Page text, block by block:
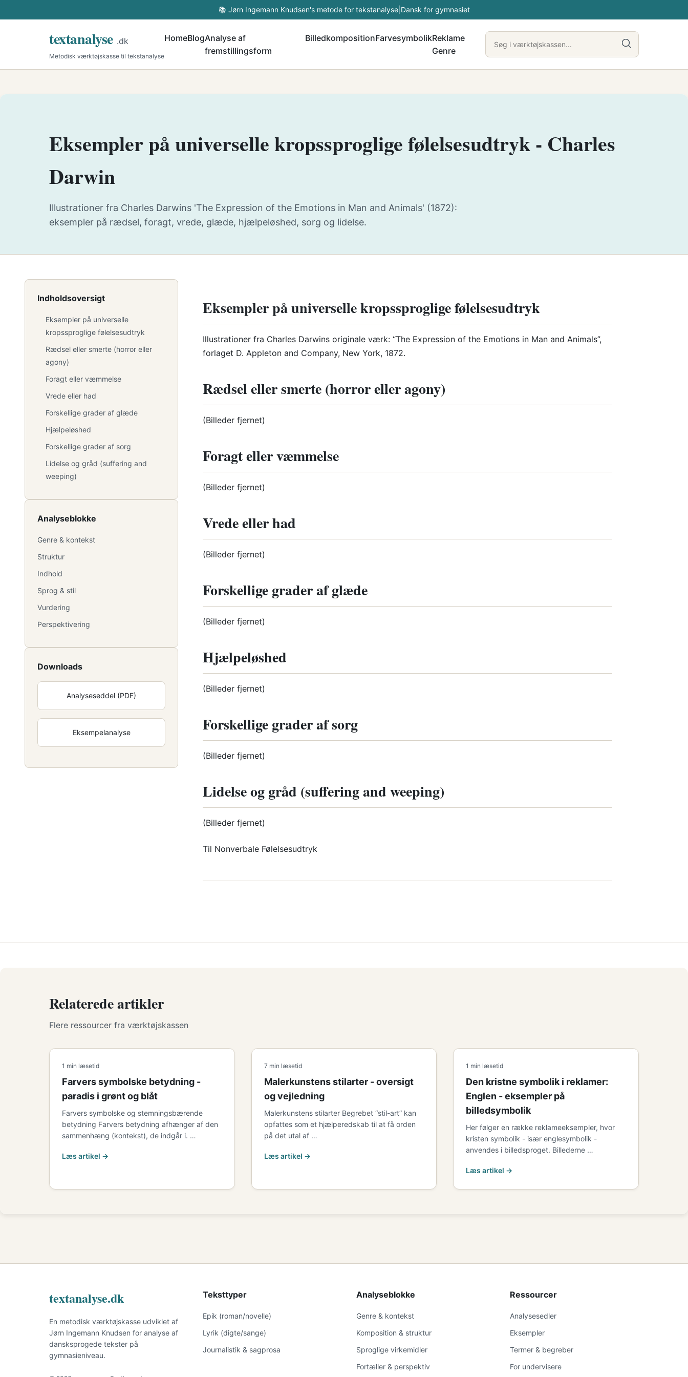
📚 Jørn Ingemann Knudsen's metode for tekstanalyse| Dansk for gymnasiet
textanalyse .dk
Metodisk værktøjskasse til tekstanalyse
HomeBlogAnalyse af
fremstillingsform
BilledkompositionFarvesymbolikReklame
Genre
Eksempler på universelle kropssproglige følelsesudtryk - Charles
Darwin
Illustrationer fra Charles Darwins 'The Expression of the Emotions in Man and Animals' (1872):
eksempler på rædsel, foragt, vrede, glæde, hjælpeløshed, sorg og lidelse.
Indholdsoversigt
Eksempler på universelle
kropssproglige følelsesudtryk
Rædsel eller smerte (horror eller
agony)
Foragt eller væmmelse
Vrede eller had
Forskellige grader af glæde
Hjælpeløshed
Forskellige grader af sorg
Lidelse og gråd (suffering and
weeping)
Analyseblokke
Genre & kontekst
Struktur
Indhold
Sprog & stil
Vurdering
Perspektivering
Downloads
Analyseseddel (PDF)
Eksempelanalyse
Eksempler på universelle kropssproglige følelsesudtryk
Illustrationer fra Charles Darwins originale værk: “The Expression of the Emotions in Man and Animals”,
forlaget D. Appleton and Company, New York, 1872.
Rædsel eller smerte (horror eller agony)
(Billeder fjernet)
Foragt eller væmmelse
(Billeder fjernet)
Vrede eller had
(Billeder fjernet)
Forskellige grader af glæde
(Billeder fjernet)
Hjælpeløshed
(Billeder fjernet)
Forskellige grader af sorg
(Billeder fjernet)
Lidelse og gråd (suffering and weeping)
(Billeder fjernet)
Til Nonverbale Følelsesudtryk
Relaterede artikler
Flere ressourcer fra værktøjskassen
1 min læsetid
Farvers symbolske betydning -
paradis i grønt og blåt
Farvers symbolske og stemningsbærende
betydning Farvers betydning afhænger af den
sammenhæng (kontekst), de indgår i. …
Læs artikel →
7 min læsetid
Malerkunstens stilarter - oversigt
og vejledning
Malerkunstens stilarter Begrebet “stil-art” kan
opfattes som et hjælperedskab til at få orden
på det utal af …
Læs artikel →
1 min læsetid
Den kristne symbolik i reklamer:
Englen - eksempler på
billedsymbolik
Her følger en række reklameeksempler, hvor
kristen symbolik - især englesymbolik -
anvendes i billedsproget. Billederne …
Læs artikel →
textanalyse.dk
En metodisk værktøjskasse udviklet af
Jørn Ingemann Knudsen for analyse af
dansksprogede tekster på
gymnasieniveau.
Teksttyper
Epik (roman/novelle)
Lyrik (digte/sange)
Journalistik & sagprosa
Analyseblokke
Genre & kontekst
Komposition & struktur
Sproglige virkemidler
Fortæller & perspektiv
Ressourcer
Analysesedler
Eksempler
Termer & begreber
For undervisere